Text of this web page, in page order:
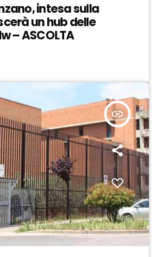
intesa sulla
un hub delle
– ASCOLTA
insert_link